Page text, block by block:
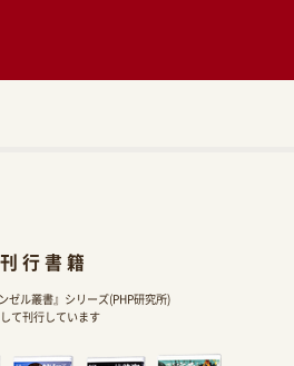
刊行書籍
ゼル叢書』シリーズ(PHP研究所)
て刊行しています